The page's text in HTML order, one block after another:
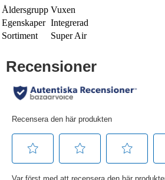
Åldersgrupp Vuxen
Egenskaper Integrerad
Sortiment
Super Air